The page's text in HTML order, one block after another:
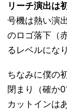
リーチ演出は
号機は熱い演
のロゴ落下（
るレベルにな
ちなみに僕の
閉まり（確か
カットインは